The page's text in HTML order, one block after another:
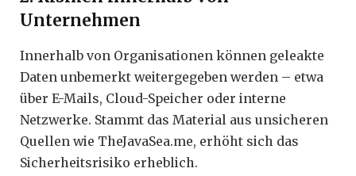
Unternehmen
Innerhalb von Organisationen können geleakte
Daten unbemerkt weitergegeben werden – etwa
über E-Mails, Cloud-Speicher oder interne
Netzwerke. Stammt das Material aus unsicheren
Quellen wie TheJavaSea.me, erhöht sich das
Sicherheitsrisiko erheblich.